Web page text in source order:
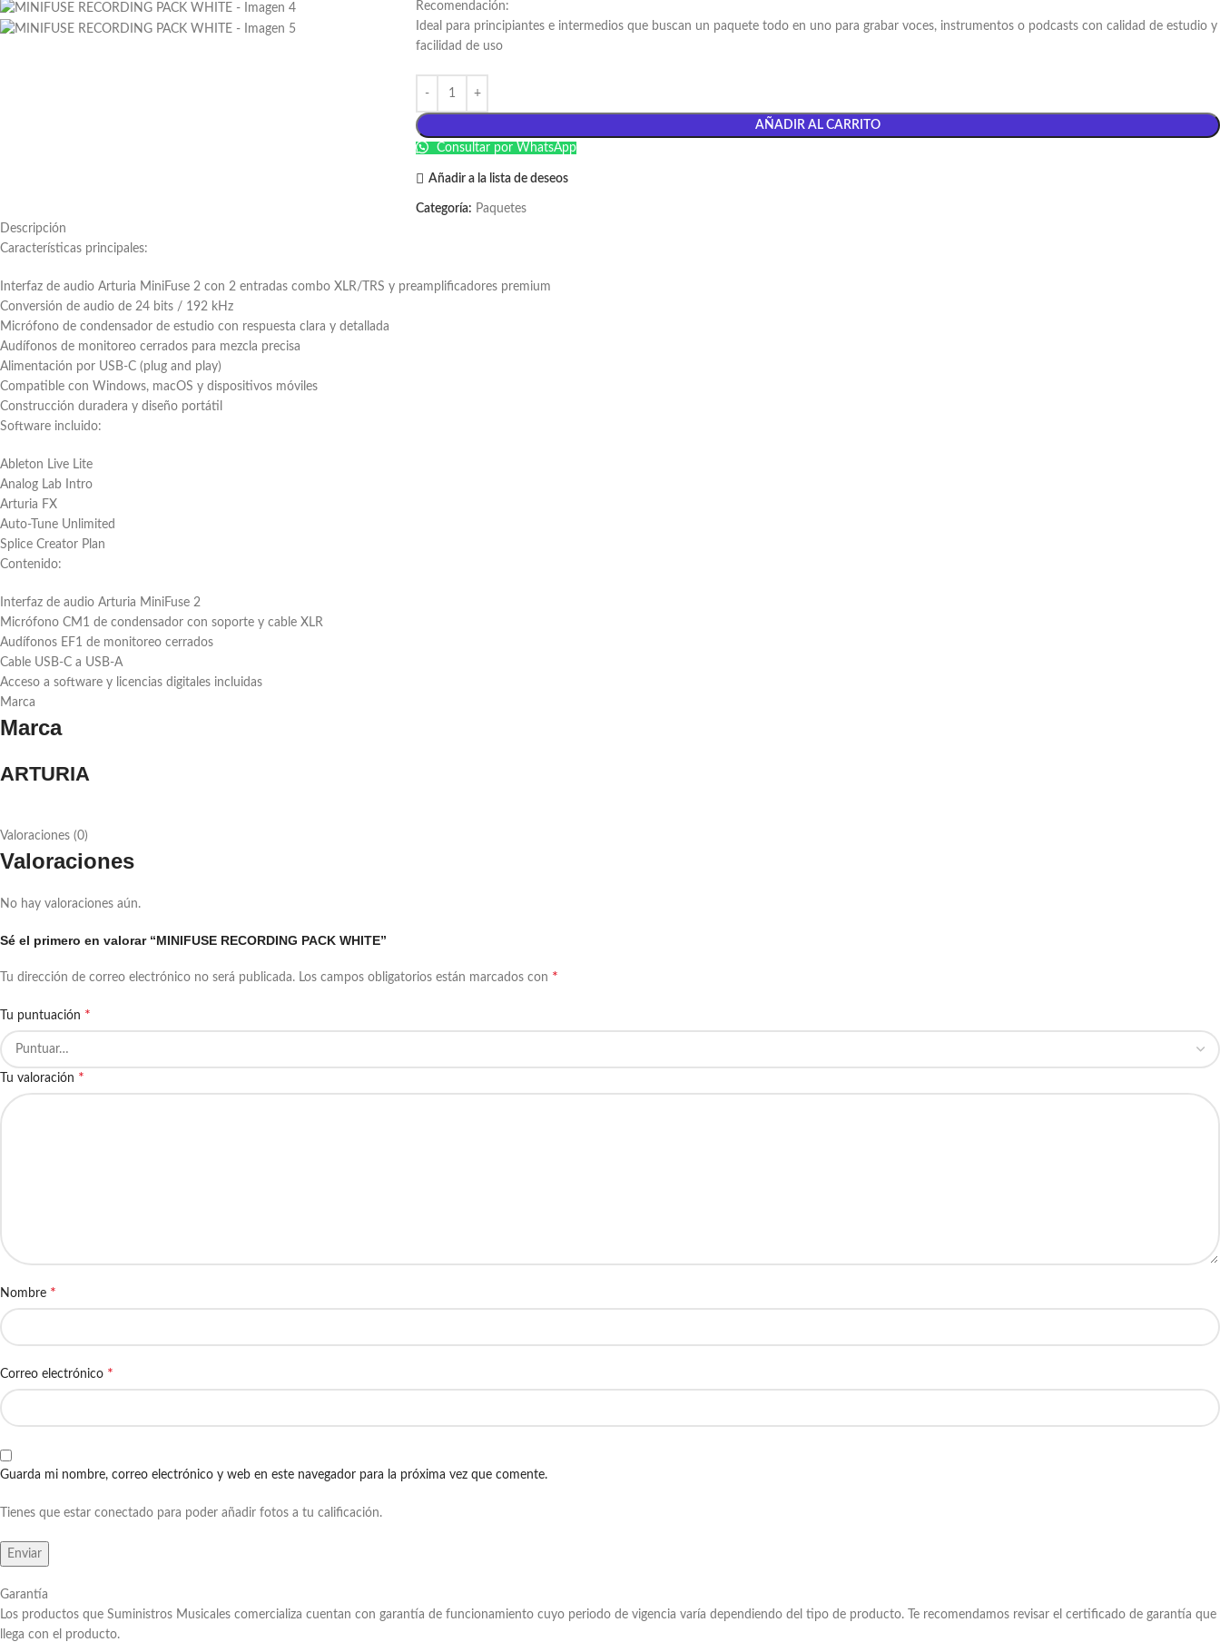
Recomendación:
Ideal para principiantes e intermedios que buscan un paquete todo en uno para grabar voces, instrumentos o podcasts con calidad de estudio y
facilidad de uso
AÑADIR AL CARRITO
Consultar por WhatsApp
Añadir a la lista de deseos
Categoría: Paquetes
Descripción
Características principales:
Interfaz de audio Arturia MiniFuse 2 con 2 entradas combo XLR/TRS y preamplificadores premium
Conversión de audio de 24 bits / 192 kHz
Micrófono de condensador de estudio con respuesta clara y detallada
Audífonos de monitoreo cerrados para mezcla precisa
Alimentación por USB-C (plug and play)
Compatible con Windows, macOS y dispositivos móviles
Construcción duradera y diseño portátil
Software incluido:
Ableton Live Lite
Analog Lab Intro
Arturia FX
Auto-Tune Unlimited
Splice Creator Plan
Contenido:
Interfaz de audio Arturia MiniFuse 2
Micrófono CM1 de condensador con soporte y cable XLR
Audífonos EF1 de monitoreo cerrados
Cable USB-C a USB-A
Acceso a software y licencias digitales incluidas
Marca
Marca
ARTURIA
Valoraciones (0)
Valoraciones
No hay valoraciones aún.
Sé el primero en valorar “MINIFUSE RECORDING PACK WHITE”
Tu dirección de correo electrónico no será publicada. Los campos obligatorios están marcados con *
Tu puntuación *
Tu valoración *
Nombre *
Correo electrónico *
Guarda mi nombre, correo electrónico y web en este navegador para la próxima vez que comente.
Tienes que estar conectado para poder añadir fotos a tu calificación.
Garantía
Los productos que Suministros Musicales comercializa cuentan con garantía de funcionamiento cuyo periodo de vigencia varía dependiendo del tipo de producto. Te recomendamos revisar el certificado de garantía que
llega con el producto.